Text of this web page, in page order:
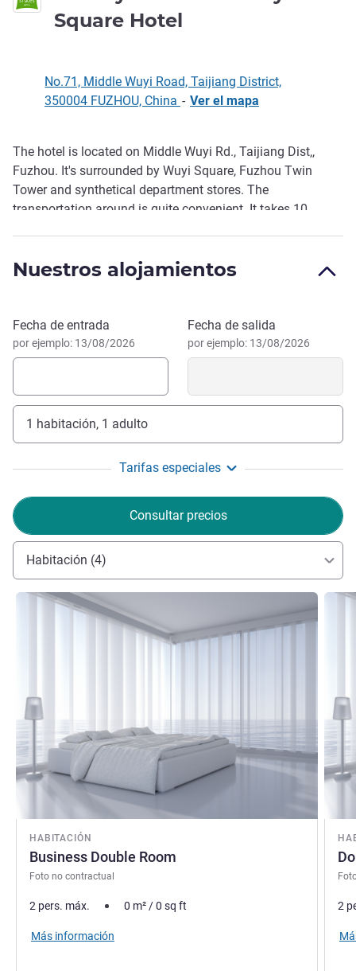
Square Hotel
No.71, Middle Wuyi Road, Taijiang District,
350004 FUZHOU, China - Ver el mapa
Descripción
The hotel is located on Middle Wuyi Rd., Taijiang Dist,,
Fuzhou. It's surrounded by Wuyi Square, Fuzhou Twin
Tower and synthetical department stores. The
transportation around is quite convenient. It takes 10
Nuestros alojamientos
Reservar este hotel
Fecha de entrada
por ejemplo: 13/08/2026
Fecha de salida
por ejemplo: 13/08/2026
1 habitación, 1 adulto
Tarifas especiales
Consultar precios
Habitación (4)
HABITACIÓN
Business Double Room
Foto no contractual
Más información
2 pers. máx. 0 m²/0 sq ft
Más información
Más
2